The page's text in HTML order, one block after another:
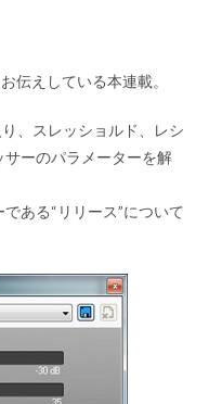
伝えしている本連載。
、スレッショルド、レシ
ーのパラメーターを解
ある“リリース”について